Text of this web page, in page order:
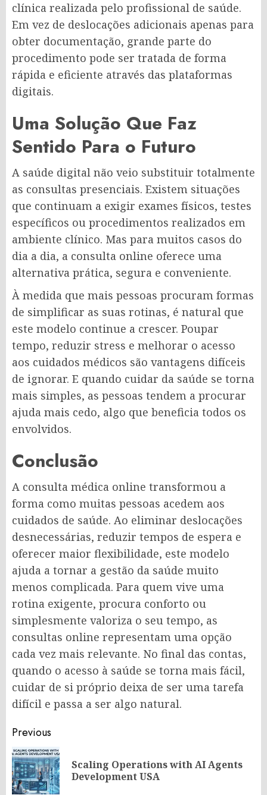
clínica realizada pelo profissional de saúde.
Em vez de deslocações adicionais apenas para
obter documentação, grande parte do
procedimento pode ser tratada de forma
rápida e eficiente através das plataformas
digitais.
Uma Solução Que Faz
Sentido Para o Futuro
A saúde digital não veio substituir totalmente
as consultas presenciais. Existem situações
que continuam a exigir exames físicos, testes
específicos ou procedimentos realizados em
ambiente clínico. Mas para muitos casos do
dia a dia, a consulta online oferece uma
alternativa prática, segura e conveniente.
À medida que mais pessoas procuram formas
de simplificar as suas rotinas, é natural que
este modelo continue a crescer. Poupar
tempo, reduzir stress e melhorar o acesso
aos cuidados médicos são vantagens difíceis
de ignorar. E quando cuidar da saúde se torna
mais simples, as pessoas tendem a procurar
ajuda mais cedo, algo que beneficia todos os
envolvidos.
Conclusão
A consulta médica online transformou a
forma como muitas pessoas acedem aos
cuidados de saúde. Ao eliminar deslocações
desnecessárias, reduzir tempos de espera e
oferecer maior flexibilidade, este modelo
ajuda a tornar a gestão da saúde muito
menos complicada. Para quem vive uma
rotina exigente, procura conforto ou
simplesmente valoriza o seu tempo, as
consultas online representam uma opção
cada vez mais relevante. No final das contas,
quando o acesso à saúde se torna mais fácil,
cuidar de si próprio deixa de ser uma tarefa
difícil e passa a ser algo natural.
Post
navigation
Previous
Scaling Operations with AI Agents
Development USA